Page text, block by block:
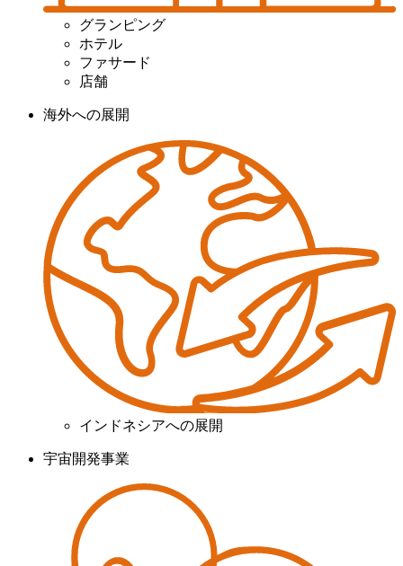
グランピング
ホテル
ファサード
店舗
海外への展開
インドネシアへの展開
宇宙開発事業